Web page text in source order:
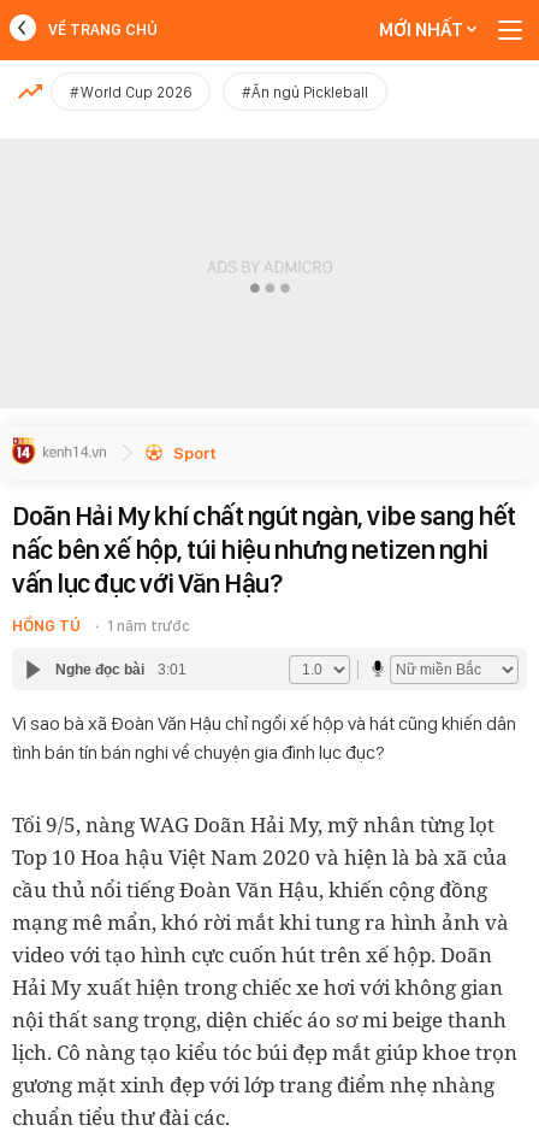
MỚI NHẤT
VỀ TRANG CHỦ MỚI NHẤT
#World Cup 2026 #Ăn ngủ Pickleball
Sport
Doãn Hải My khí chất ngút ngàn, vibe sang hết
nấc bên xế hộp, túi hiệu nhưng netizen nghi
vấn lục đục với Văn Hậu?
HỒNG TÚ 1 năm trước
Nghe đọc bài 3:01
Vì sao bà xã Đoàn Văn Hậu chỉ ngồi xế hộp và hát cũng khiến dân
tình bán tín bán nghi về chuyện gia đình lục đục?
Tối 9/5, nàng WAG Doãn Hải My, mỹ nhân từng lọt
Top 10 Hoa hậu Việt Nam 2020 và hiện là bà xã của
cầu thủ nổi tiếng Đoàn Văn Hậu, khiến cộng đồng
mạng mê mẩn, khó rời mắt khi tung ra hình ảnh và
video với tạo hình cực cuốn hút trên xế hộp. Doãn
Hải My xuất hiện trong chiếc xe hơi với không gian
nội thất sang trọng, diện chiếc áo sơ mi beige thanh
lịch. Cô nàng tạo kiểu tóc búi đẹp mắt giúp khoe trọn
gương mặt xinh đẹp với lớp trang điểm nhẹ nhàng
chuẩn tiểu thư đài các.